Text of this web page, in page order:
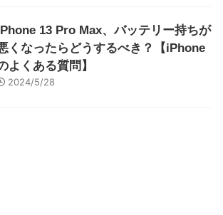
13 Pro Max、バッテリー持ちが
くなったらどうするべき？【iPhone
よくある質問】
2024/5/28